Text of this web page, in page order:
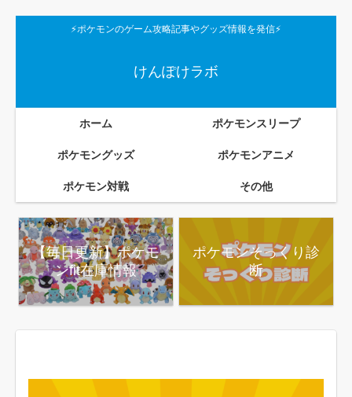
⚡ポケモンのゲーム攻略記事やグッズ情報を発信⚡
けんぽけラボ
ホーム ポケモンスリープ
ポケモングッズ ポケモンアニメ
ポケモン対戦 その他
【毎日更新】ポケモ
ンfit在庫情報
ポケモンそっくり診
断